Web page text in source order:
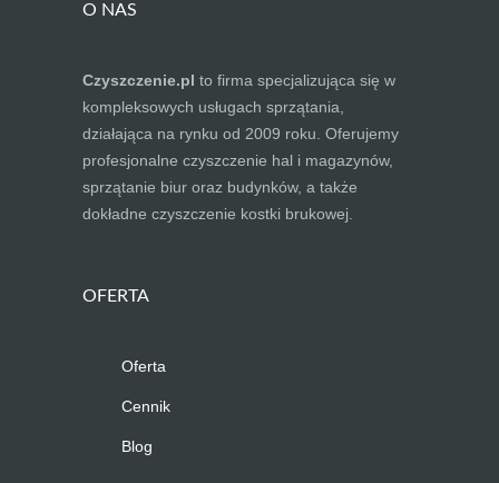
O NAS
Czyszczenie.pl to firma specjalizująca się w
kompleksowych usługach sprzątania,
działająca na rynku od 2009 roku. Oferujemy
profesjonalne czyszczenie hal i magazynów,
sprzątanie biur oraz budynków, a także
dokładne czyszczenie kostki brukowej.
OFERTA
Oferta
Cennik
Blog